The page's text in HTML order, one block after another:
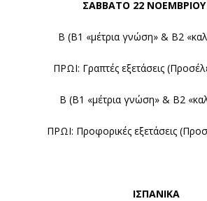
ΣΑΒΒΑΤΟ 22 ΝΟΕΜΒΡΙΟΥ
Β (Β1 «μέτρια γνώση» & Β2
ΠΡΩΙ: Γραπτές εξετάσεις
Β (Β1 «μέτρια γνώση» & Β2
ΠΡΩΙ: Προφορικές εξετάσεις
ΙΣΠΑΝΙΚΑ